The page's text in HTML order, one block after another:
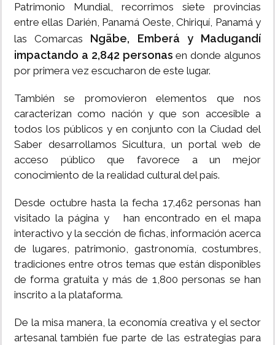
Patrimonio Mundial, recorrimos siete provincias
entre ellas Darién, Panamá Oeste, Chiriquí, Panamá y
las Comarcas Ngäbe, Emberá y Madugandí
impactando a 2,842 personas en donde algunos
por primera vez escucharon de este lugar.
También se promovieron elementos que nos
caracterizan como nación y que son accesible a
todos los públicos y en conjunto con la Ciudad del
Saber desarrollamos Sicultura, un portal web de
acceso público que favorece a un mejor
conocimiento de la realidad cultural del país.
Desde octubre hasta la fecha 17,462 personas han
visitado la página y han encontrado en el mapa
interactivo y la sección de fichas, información acerca
de lugares, patrimonio, gastronomía, costumbres,
tradiciones entre otros temas que están disponibles
de forma gratuita y más de 1,800 personas se han
inscrito a la plataforma.
De la misa manera, la economía creativa y el sector
artesanal también fue parte de las estrategias para